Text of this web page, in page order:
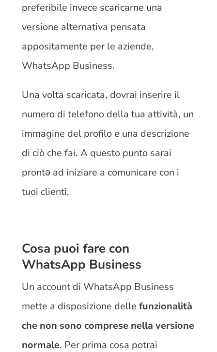
preferibile invece scaricarne una
versione alternativa pensata
appositamente per le aziende,
WhatsApp Business.
Una volta scaricata, dovrai inserire il
numero di telefono della tua attività, un
immagine del profilo e una descrizione
di ciò che fai. A questo punto sarai
prontǝ ad iniziare a comunicare con i
tuoi clienti.
Cosa puoi fare con
WhatsApp Business
Un account di WhatsApp Business
mette a disposizione delle funzionalità
che non sono comprese nella versione
normale. Per prima cosa potrai